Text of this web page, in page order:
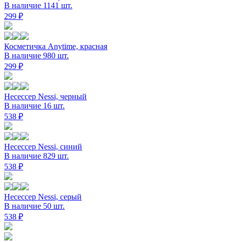
В наличие 1141 шт.
299 ₽
Косметичка Anytime, красная
В наличие 980 шт.
299 ₽
Несессер Nessi, черный
В наличие 16 шт.
538 ₽
Несессер Nessi, синий
В наличие 829 шт.
538 ₽
Несессер Nessi, серый
В наличие 50 шт.
538 ₽